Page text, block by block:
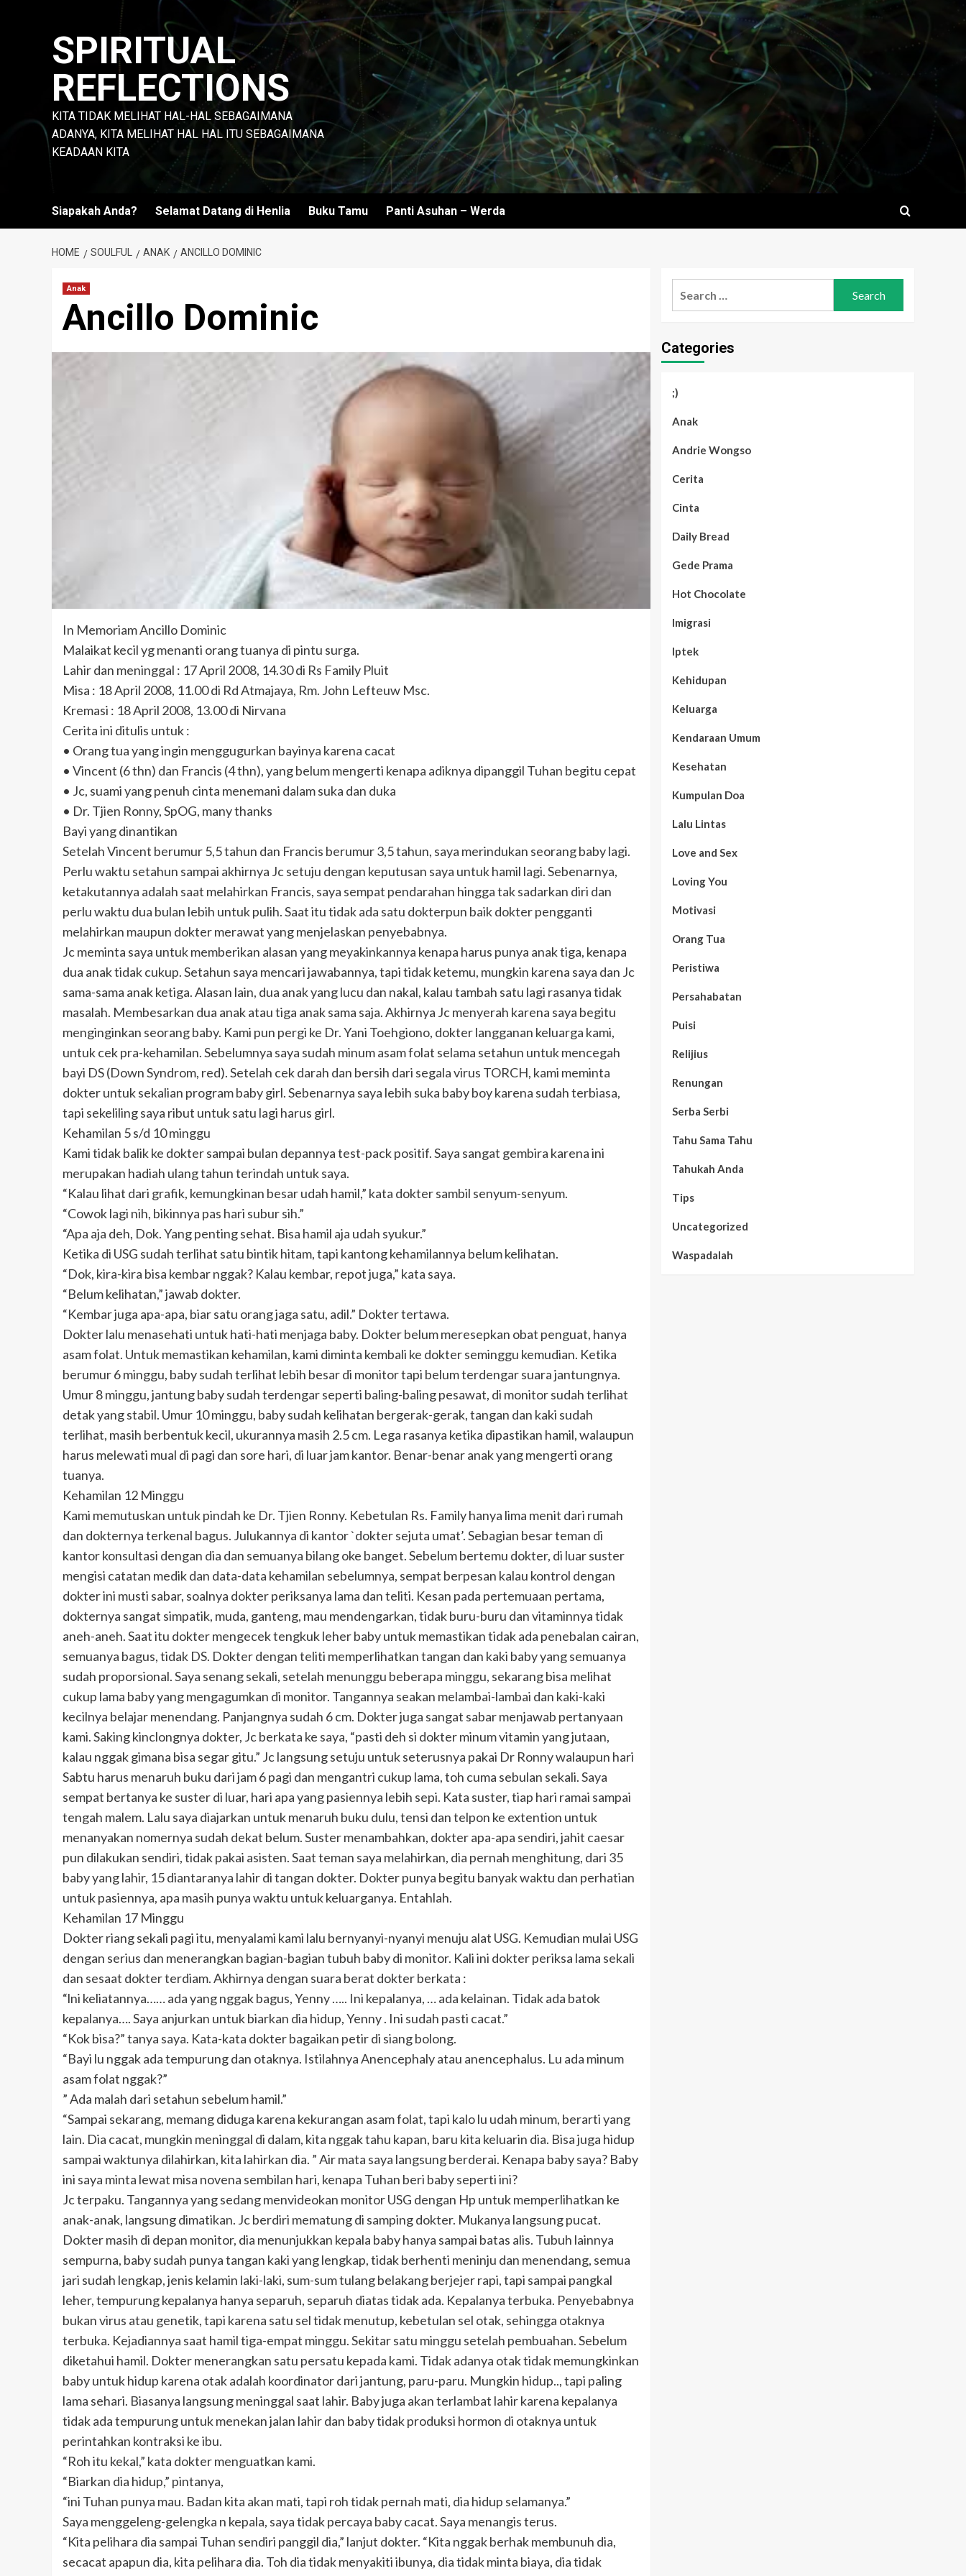
SPIRITUAL
REFLECTIONS
KITA TIDAK MELIHAT HAL-HAL SEBAGAIMANA
ADANYA, KITA MELIHAT HAL HAL ITU SEBAGAIMANA
KEADAAN KITA
Siapakah Anda? Selamat Datang di Henlia Buku Tamu Panti Asuhan – Werda
HOME SOULFUL ANAK ANCILLO DOMINIC
Anak
Ancillo Dominic
In Memoriam Ancillo Dominic
Malaikat kecil yg menanti orang tuanya di pintu surga.
Lahir dan meninggal : 17 April 2008, 14.30 di Rs Family Pluit
Misa : 18 April 2008, 11.00 di Rd Atmajaya, Rm. John Lefteuw Msc.
Kremasi : 18 April 2008, 13.00 di Nirvana
Cerita ini ditulis untuk :
• Orang tua yang ingin menggugurkan bayinya karena cacat
• Vincent (6 thn) dan Francis (4 thn), yang belum mengerti kenapa adiknya dipanggil Tuhan begitu cepat
• Jc, suami yang penuh cinta menemani dalam suka dan duka
• Dr. Tjien Ronny, SpOG, many thanks
Bayi yang dinantikan
Setelah Vincent berumur 5,5 tahun dan Francis berumur 3,5 tahun, saya merindukan seorang baby lagi.
Perlu waktu setahun sampai akhirnya Jc setuju dengan keputusan saya untuk hamil lagi. Sebenarnya,
ketakutannya adalah saat melahirkan Francis, saya sempat pendarahan hingga tak sadarkan diri dan
perlu waktu dua bulan lebih untuk pulih. Saat itu tidak ada satu dokterpun baik dokter pengganti
melahirkan maupun dokter merawat yang menjelaskan penyebabnya.
Jc meminta saya untuk memberikan alasan yang meyakinkannya kenapa harus punya anak tiga, kenapa
dua anak tidak cukup. Setahun saya mencari jawabannya, tapi tidak ketemu, mungkin karena saya dan Jc
sama-sama anak ketiga. Alasan lain, dua anak yang lucu dan nakal, kalau tambah satu lagi rasanya tidak
masalah. Membesarkan dua anak atau tiga anak sama saja. Akhirnya Jc menyerah karena saya begitu
menginginkan seorang baby. Kami pun pergi ke Dr. Yani Toehgiono, dokter langganan keluarga kami,
untuk cek pra-kehamilan. Sebelumnya saya sudah minum asam folat selama setahun untuk mencegah
bayi DS (Down Syndrom, red). Setelah cek darah dan bersih dari segala virus TORCH, kami meminta
dokter untuk sekalian program baby girl. Sebenarnya saya lebih suka baby boy karena sudah terbiasa,
tapi sekeliling saya ribut untuk satu lagi harus girl.
Kehamilan 5 s/d 10 minggu
Kami tidak balik ke dokter sampai bulan depannya test-pack positif. Saya sangat gembira karena ini
merupakan hadiah ulang tahun terindah untuk saya.
“Kalau lihat dari grafik, kemungkinan besar udah hamil,” kata dokter sambil senyum-senyum.
“Cowok lagi nih, bikinnya pas hari subur sih.”
“Apa aja deh, Dok. Yang penting sehat. Bisa hamil aja udah syukur.”
Ketika di USG sudah terlihat satu bintik hitam, tapi kantong kehamilannya belum kelihatan.
“Dok, kira-kira bisa kembar nggak? Kalau kembar, repot juga,” kata saya.
“Belum kelihatan,” jawab dokter.
“Kembar juga apa-apa, biar satu orang jaga satu, adil.” Dokter tertawa.
Dokter lalu menasehati untuk hati-hati menjaga baby. Dokter belum meresepkan obat penguat, hanya
asam folat. Untuk memastikan kehamilan, kami diminta kembali ke dokter seminggu kemudian. Ketika
berumur 6 minggu, baby sudah terlihat lebih besar di monitor tapi belum terdengar suara jantungnya.
Umur 8 minggu, jantung baby sudah terdengar seperti baling-baling pesawat, di monitor sudah terlihat
detak yang stabil. Umur 10 minggu, baby sudah kelihatan bergerak-gerak, tangan dan kaki sudah
terlihat, masih berbentuk kecil, ukurannya masih 2.5 cm. Lega rasanya ketika dipastikan hamil, walaupun
harus melewati mual di pagi dan sore hari, di luar jam kantor. Benar-benar anak yang mengerti orang
tuanya.
Kehamilan 12 Minggu
Kami memutuskan untuk pindah ke Dr. Tjien Ronny. Kebetulan Rs. Family hanya lima menit dari rumah
dan dokternya terkenal bagus. Julukannya di kantor `dokter sejuta umat’. Sebagian besar teman di
kantor konsultasi dengan dia dan semuanya bilang oke banget. Sebelum bertemu dokter, di luar suster
mengisi catatan medik dan data-data kehamilan sebelumnya, sempat berpesan kalau kontrol dengan
dokter ini musti sabar, soalnya dokter periksanya lama dan teliti. Kesan pada pertemuaan pertama,
dokternya sangat simpatik, muda, ganteng, mau mendengarkan, tidak buru-buru dan vitaminnya tidak
aneh-aneh. Saat itu dokter mengecek tengkuk leher baby untuk memastikan tidak ada penebalan cairan,
semuanya bagus, tidak DS. Dokter dengan teliti memperlihatkan tangan dan kaki baby yang semuanya
sudah proporsional. Saya senang sekali, setelah menunggu beberapa minggu, sekarang bisa melihat
cukup lama baby yang mengagumkan di monitor. Tangannya seakan melambai-lambai dan kaki-kaki
kecilnya belajar menendang. Panjangnya sudah 6 cm. Dokter juga sangat sabar menjawab pertanyaan
kami. Saking kinclongnya dokter, Jc berkata ke saya, “pasti deh si dokter minum vitamin yang jutaan,
kalau nggak gimana bisa segar gitu.” Jc langsung setuju untuk seterusnya pakai Dr Ronny walaupun hari
Sabtu harus menaruh buku dari jam 6 pagi dan mengantri cukup lama, toh cuma sebulan sekali. Saya
sempat bertanya ke suster di luar, hari apa yang pasiennya lebih sepi. Kata suster, tiap hari ramai sampai
tengah malem. Lalu saya diajarkan untuk menaruh buku dulu, tensi dan telpon ke extention untuk
menanyakan nomernya sudah dekat belum. Suster menambahkan, dokter apa-apa sendiri, jahit caesar
pun dilakukan sendiri, tidak pakai asisten. Saat teman saya melahirkan, dia pernah menghitung, dari 35
baby yang lahir, 15 diantaranya lahir di tangan dokter. Dokter punya begitu banyak waktu dan perhatian
untuk pasiennya, apa masih punya waktu untuk keluarganya. Entahlah.
Kehamilan 17 Minggu
Dokter riang sekali pagi itu, menyalami kami lalu bernyanyi-nyanyi menuju alat USG. Kemudian mulai USG
dengan serius dan menerangkan bagian-bagian tubuh baby di monitor. Kali ini dokter periksa lama sekali
dan sesaat dokter terdiam. Akhirnya dengan suara berat dokter berkata :
“lni keliatannya…… ada yang nggak bagus, Yenny ….. Ini kepalanya, … ada kelainan. Tidak ada batok
kepalanya…. Saya anjurkan untuk biarkan dia hidup, Yenny . Ini sudah pasti cacat.”
“Kok bisa?” tanya saya. Kata-kata dokter bagaikan petir di siang bolong.
“Bayi lu nggak ada tempurung dan otaknya. Istilahnya Anencephaly atau anencephalus. Lu ada minum
asam folat nggak?”
” Ada malah dari setahun sebelum hamil.”
“Sampai sekarang, memang diduga karena kekurangan asam folat, tapi kalo lu udah minum, berarti yang
lain. Dia cacat, mungkin meninggal di dalam, kita nggak tahu kapan, baru kita keluarin dia. Bisa juga hidup
sampai waktunya dilahirkan, kita lahirkan dia. ” Air mata saya langsung berderai. Kenapa baby saya? Baby
ini saya minta lewat misa novena sembilan hari, kenapa Tuhan beri baby seperti ini?
Jc terpaku. Tangannya yang sedang menvideokan monitor USG dengan Hp untuk memperlihatkan ke
anak-anak, langsung dimatikan. Jc berdiri mematung di samping dokter. Mukanya langsung pucat.
Dokter masih di depan monitor, dia menunjukkan kepala baby hanya sampai batas alis. Tubuh lainnya
sempurna, baby sudah punya tangan kaki yang lengkap, tidak berhenti meninju dan menendang, semua
jari sudah lengkap, jenis kelamin laki-laki, sum-sum tulang belakang berjejer rapi, tapi sampai pangkal
leher, tempurung kepalanya hanya separuh, separuh diatas tidak ada. Kepalanya terbuka. Penyebabnya
bukan virus atau genetik, tapi karena satu sel tidak menutup, kebetulan sel otak, sehingga otaknya
terbuka. Kejadiannya saat hamil tiga-empat minggu. Sekitar satu minggu setelah pembuahan. Sebelum
diketahui hamil. Dokter menerangkan satu persatu kepada kami. Tidak adanya otak tidak memungkinkan
baby untuk hidup karena otak adalah koordinator dari jantung, paru-paru. Mungkin hidup.., tapi paling
lama sehari. Biasanya langsung meninggal saat lahir. Baby juga akan terlambat lahir karena kepalanya
tidak ada tempurung untuk menekan jalan lahir dan baby tidak produksi hormon di otaknya untuk
perintahkan kontraksi ke ibu.
“Roh itu kekal,” kata dokter menguatkan kami.
“Biarkan dia hidup,” pintanya,
“ini Tuhan punya mau. Badan kita akan mati, tapi roh tidak pernah mati, dia hidup selamanya.”
Saya menggeleng-gelengka n kepala, saya tidak percaya baby cacat. Saya menangis terus.
“Kita pelihara dia sampai Tuhan sendiri panggil dia,” lanjut dokter. “Kita nggak berhak membunuh dia,
secacat apapun dia, kita pelihara dia. Toh dia tidak menyakiti ibunya, dia tidak minta biaya, dia tidak
Categories
;)
Anak
Andrie Wongso
Cerita
Cinta
Daily Bread
Gede Prama
Hot Chocolate
Imigrasi
Iptek
Kehidupan
Keluarga
Kendaraan Umum
Kesehatan
Kumpulan Doa
Lalu Lintas
Love and Sex
Loving You
Motivasi
Orang Tua
Peristiwa
Persahabatan
Puisi
Relijius
Renungan
Serba Serbi
Tahu Sama Tahu
Tahukah Anda
Tips
Uncategorized
Waspadalah